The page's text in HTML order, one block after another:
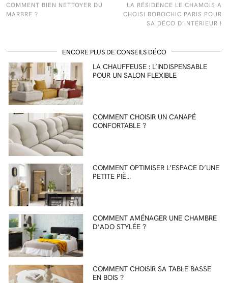
COMMENT BIEN NETTOYER DU
MARBRE ?
LA RÉSIDENCE LE CHAMOIS A
CHOISI BOBOCHIC PARIS POUR
SA DÉCO D’INTÉRIEUR !
ENCORE PLUS DE CONSEILS DÉCO
LA CHAUFFEUSE : L’INDISPENSABLE
POUR UN SALON FLEXIBLE
COMMENT CHOISIR UN CANAPÉ
CONFORTABLE ?
COMMENT OPTIMISER L’ESPACE D’UNE
PETITE PIÈ…
COMMENT AMÉNAGER UNE CHAMBRE
D’ADO STYLÉE ?
COMMENT CHOISIR SA TABLE BASSE
EN BOIS ?